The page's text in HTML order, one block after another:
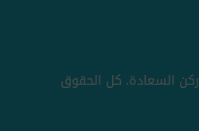
حقوق الطبع والنشر والنسخ؛ 2026 ركن السعادة. كل الحقوق